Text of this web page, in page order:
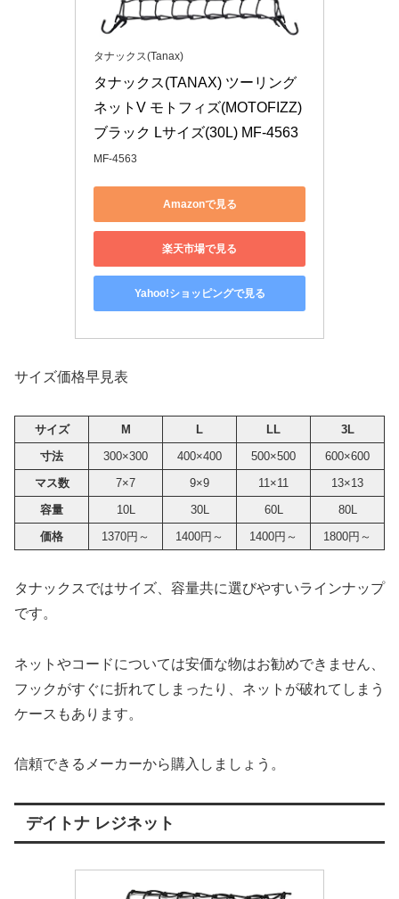
タナックス(Tanax)
タナックス(TANAX) ツーリング
ネットV モトフィズ(MOTOFIZZ)
ブラック Lサイズ(30L) MF-4563
MF-4563
Amazonで見る
楽天市場で見る
Yahoo!ショッピングで見る
サイズ価格早見表
サイズ M L LL
3L
寸法
300×300 400×400 500×500
600×600
マス数
7×7 9×9 11×11
13×13
容量
10L 30L 60L
80L
価格
1370円～ 1400円～ 1400円～ 1800円～
タナックスではサイズ、容量共に選びやすいラインナップ
です。
ネットやコードについては安価な物はお勧めできません、
フックがすぐに折れてしまったり、ネットが破れてしまう
ケースもあります。
信頼できるメーカーから購入しましょう。
デイトナ レジネット